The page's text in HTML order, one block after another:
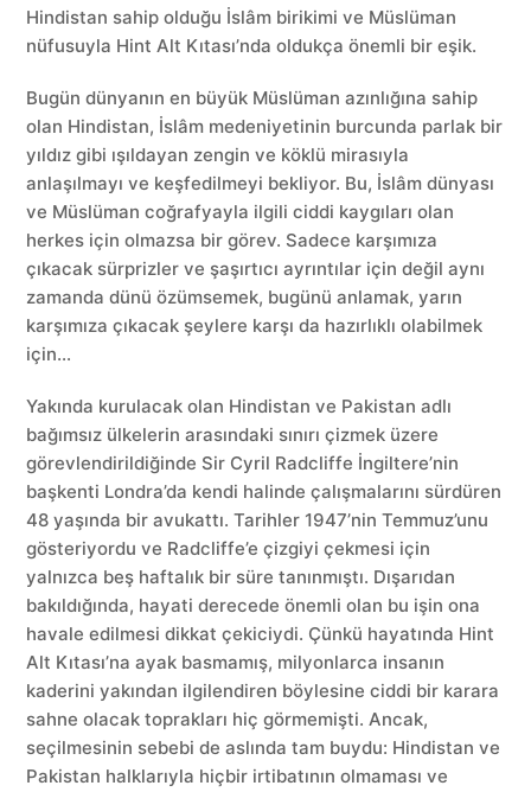
Hindistan sahip olduğu İslâm birikimi ve Müslüman
nüfusuyla Hint Alt Kıtası’nda oldukça önemli bir eşik.
Bugün dünyanın en büyük Müslüman azınlığına sahip
olan Hindistan, İslâm medeniyetinin burcunda parlak bir
yıldız gibi ışıldayan zengin ve köklü mirasıyla
anlaşılmayı ve keşfedilmeyi bekliyor. Bu, İslâm dünyası
ve Müslüman coğrafyayla ilgili ciddi kaygıları olan
herkes için olmazsa bir görev. Sadece karşımıza
çıkacak sürprizler ve şaşırtıcı ayrıntılar için değil aynı
zamanda dünü özümsemek, bugünü anlamak, yarın
karşımıza çıkacak şeylere karşı da hazırlıklı olabilmek
için…
Yakında kurulacak olan Hindistan ve Pakistan adlı
bağımsız ülkelerin arasındaki sınırı çizmek üzere
görevlendirildiğinde Sir Cyril Radcliffe İngiltere’nin
başkenti Londra’da kendi halinde çalışmalarını sürdüren
48 yaşında bir avukattı. Tarihler 1947’nin Temmuz’unu
gösteriyordu ve Radcliffe’e çizgiyi çekmesi için
yalnızca beş haftalık bir süre tanınmıştı. Dışarıdan
bakıldığında, hayati derecede önemli olan bu işin ona
havale edilmesi dikkat çekiciydi. Çünkü hayatında Hint
Alt Kıtası’na ayak basmamış, milyonlarca insanın
kaderini yakından ilgilendiren böylesine ciddi bir karara
sahne olacak toprakları hiç görmemişti. Ancak,
seçilmesinin sebebi de aslında tam buydu: Hindistan ve
Pakistan halklarıyla hiçbir irtibatının olmaması ve